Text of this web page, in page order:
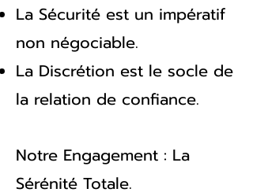
La Sécurité est un impératif
non négociable.
La Discrétion est le socle de
la relation de confiance.
Notre Engagement : La
Sérénité Totale.